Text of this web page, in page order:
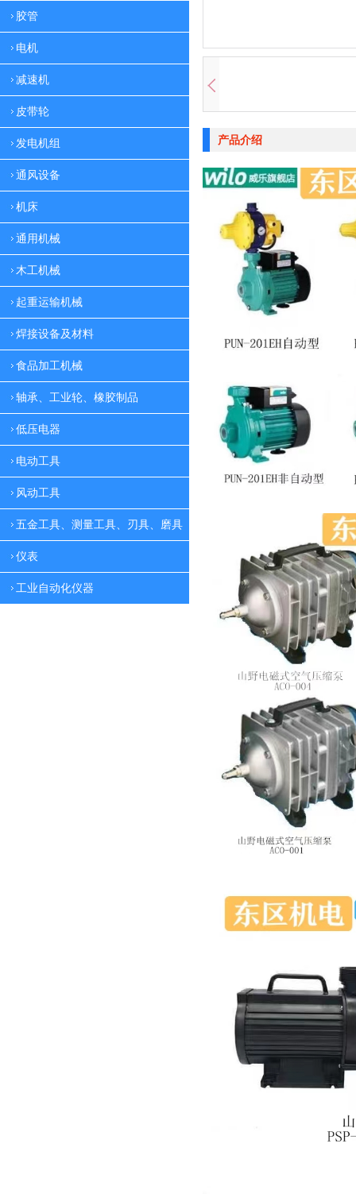
胶管
电机
减速机
皮带轮
发电机组
通风设备
机床
通用机械
木工机械
起重运输机械
焊接设备及材料
食品加工机械
轴承、工业轮、橡胶制品
低压电器
电动工具
风动工具
五金工具、测量工具、刃具、磨具
仪表
工业自动化仪器
产品介绍